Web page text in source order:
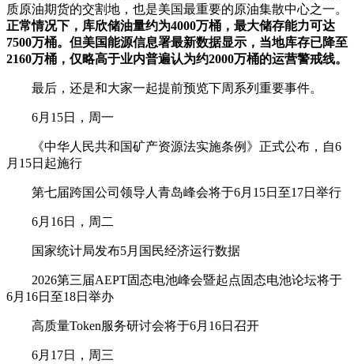
质原油期货的交割地，也是美国最重要的原油集散中心之一。
正常情况下，库欣储油量约为4000万桶，最大储存能力可达
7500万桶。但美国能源信息署最新数据显示，当地库存已降至
2160万桶，仅略高于业内普遍认为约2000万桶的运营警戒线。
最后，还是和大家一起提前预览下周系列重要事件。
6月15日，周一
《中华人民共和国矿产资源法实施条例》正式公布，自6
月15日起施行
第七届跨国公司领导人青岛峰会将于6月15日至17日举行
6月16日，周二
国家统计局发布5月国民经济运行数据
2026第三届AEPT固态电池峰会暨起点固态电池论坛将于
6月16日至18日举办
高质量Token服务研讨会将于6月16日召开
6月17日，周三